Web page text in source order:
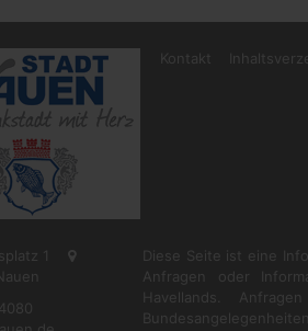
Kontakt
1
Nauen
Diese Seite ist eine
Anfragen oder
Havellands.